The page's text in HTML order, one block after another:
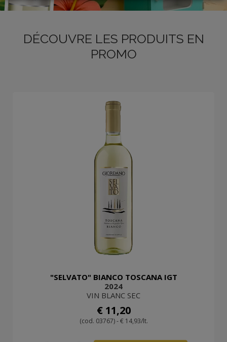
LOGIN
DÉCOUVRE LES PRODUITS EN
PROMO
"SELVATO" BIANCO TOSCANA IGT
2024
VIN BLANC SEC
€ 11,20
(cod. 03767) - € 14,93/lt.